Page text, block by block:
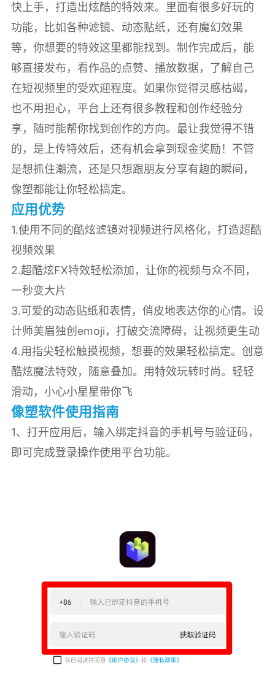
快上手，打造出炫酷的特效来。里面有很多好玩的
功能，比如各种滤镜、动态贴纸，还有魔幻效果
等，你想要的特效这里都能找到。制作完成后，能
够直接发布，看作品的点赞、播放数据，了解自己
在短视频里的受欢迎程度。如果你觉得灵感枯竭，
也不用担心，平台上还有很多教程和创作经验分
享，随时能帮你找到创作的方向。最让我觉得不错
的，是上传特效后，还有机会拿到现金奖励！不管
是想抓住潮流，还是只想跟朋友分享有趣的瞬间，
像塑都能让你轻松搞定。
应用优势
1.使用不同的酷炫滤镜对视频进行风格化，打造超酷
视频效果
2.超酷炫FX特效轻松添加，让你的视频与众不同，
一秒变大片
3.可爱的动态贴纸和表情，俏皮地表达你的心情。设
计师美眉独创emoji，打破交流障碍，让视频更生动
4.用指尖轻松触摸视频，想要的效果轻松搞定。创意
酷炫魔法特效，随意叠加。用特效玩转时尚。轻轻
滑动，小心小星星带你飞
像塑软件使用指南
1、打开应用后，输入绑定抖音的手机号与验证码，
即可完成登录操作使用平台功能。